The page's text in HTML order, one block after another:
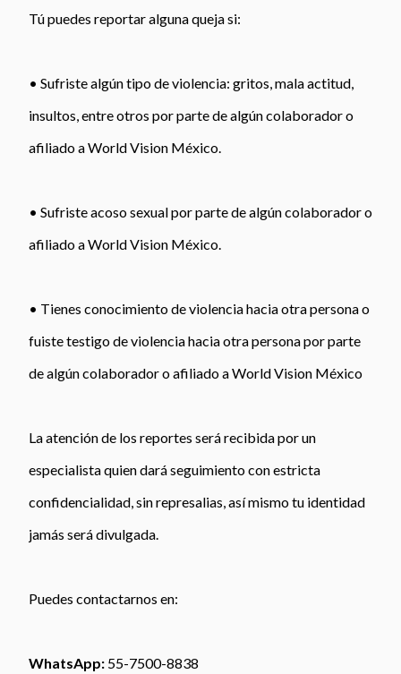
Tú puedes reportar alguna queja si:
• Sufriste algún tipo de violencia: gritos, mala actitud,
insultos, entre otros por parte de algún colaborador o
afiliado a World Vision México.
• Sufriste acoso sexual por parte de algún colaborador o
afiliado a World Vision México.
• Tienes conocimiento de violencia hacia otra persona o
fuiste testigo de violencia hacia otra persona por parte
de algún colaborador o afiliado a World Vision México
La atención de los reportes será recibida por un
especialista quien dará seguimiento con estricta
confidencialidad, sin represalias, así mismo tu identidad
jamás será divulgada.
Puedes contactarnos en:
WhatsApp: 55-7500-8838